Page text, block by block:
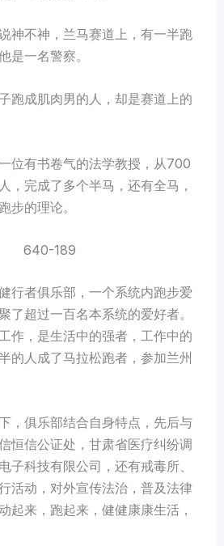
神不神，兰马赛道上，有一半跑
是一名警察。
跑成肌肉男的人，却是赛道上的
位有书卷气的法学教授，从700
，完成了多个半马，还有全马，
步的理论。
行者俱乐部，一个系统内跑步爱
了超过一百名本系统的爱好者。
作，是生活中的强者，工作中的
的人成了马拉松跑者，参加兰州
，俱乐部结合自身特点，先后与
恒信公证处，甘肃省医疗纠纷调
子科技有限公司，还有戒毒所、
活动，对外宣传法治，普及法律
起来，跑起来，健健康康生活，